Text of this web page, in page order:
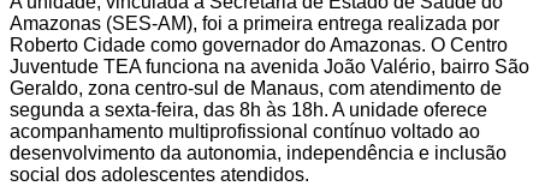
Amazonas (SES-AM), foi a primeira entrega realizada por
Roberto Cidade como governador do Amazonas. O Centro
Juventude TEA funciona na avenida João Valério, bairro São
Geraldo, zona centro-sul de Manaus, com atendimento de
segunda a sexta-feira, das 8h às 18h. A unidade oferece
acompanhamento multiprofissional contínuo voltado ao
desenvolvimento da autonomia, independência e inclusão
social dos adolescentes atendidos.